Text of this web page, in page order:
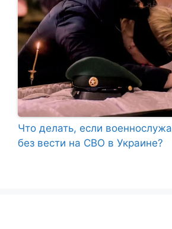
Что делать, если
без вести на СВО в Украине?